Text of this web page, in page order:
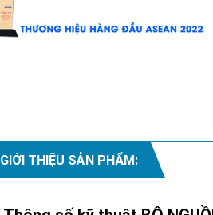
GIỚI THIỆU SẢN PHẨM: